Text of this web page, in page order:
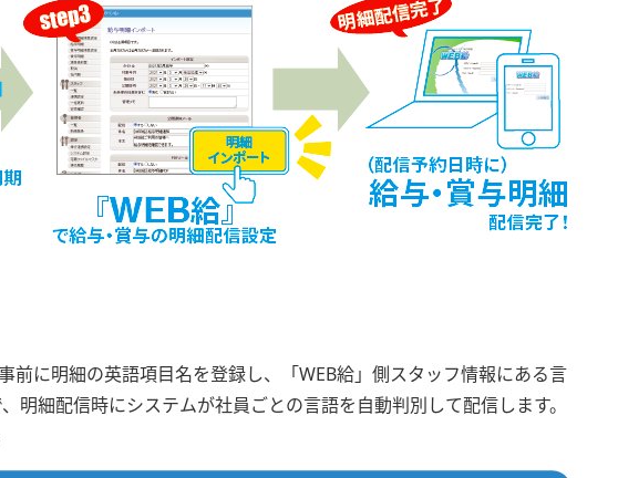
前に明細の英語項目名を登録し、「WEB給」側スタッフ情報にある言
明細配信時にシステムが社員ごとの言語を自動判別して配信します。